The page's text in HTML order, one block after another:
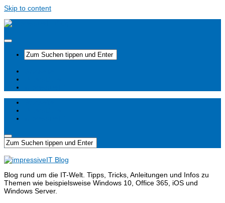
Skip to content
Blog rund um die IT-Welt. Tipps, Tricks, Anleitungen und Infos zu
Themen wie beispielsweise Windows 10, Office 365, iOS und
Windows Server.